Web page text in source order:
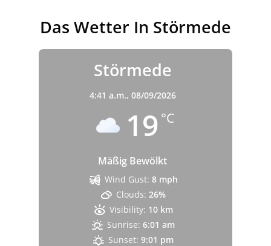
Das Wetter In Störmede
Störmede
4:41 a.m., 08/09/2026
19 °C
Mäßig Bewölkt
Wind Gust: 8 mph
Clouds: 26%
Visibility: 10 km
Sunrise: 6:01 am
Sunset: 9:01 pm